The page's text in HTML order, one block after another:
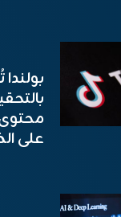
على